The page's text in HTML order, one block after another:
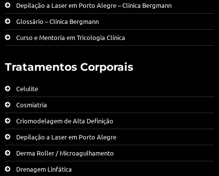
Depilação a Laser em Porto Alegre – Clínica Bergmann
Glossário – Clínica Bergmann
Curso e Mentoria em Tricologia Clínica
Tratamentos Corporais
Celulite
Cosmiatria
Criomodelagem de Alta Definição
Depilação a Laser em Porto Alegre
Derma Roller / Microagulhamento
Drenagem Linfática